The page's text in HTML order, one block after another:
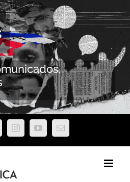
InstagramYouTubeCorreo
electrónico